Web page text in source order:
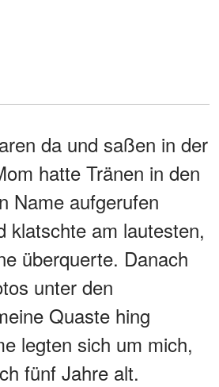
da und saßen in der
hatte Tränen in den
Name aufgerufen
klatschte am lautesten,
überquerte. Danach
unter den
Quaste hing
legten sich um mich,
fünf Jahre alt.